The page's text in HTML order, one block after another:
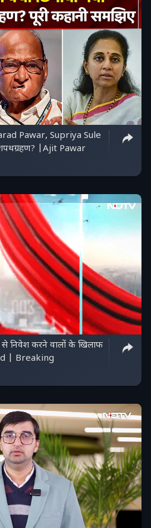
Pawar, Supriya Sule
शपथग्रहण? |Ajit Pawar
निवेश करने वालों के खिलाफ
| Breaking